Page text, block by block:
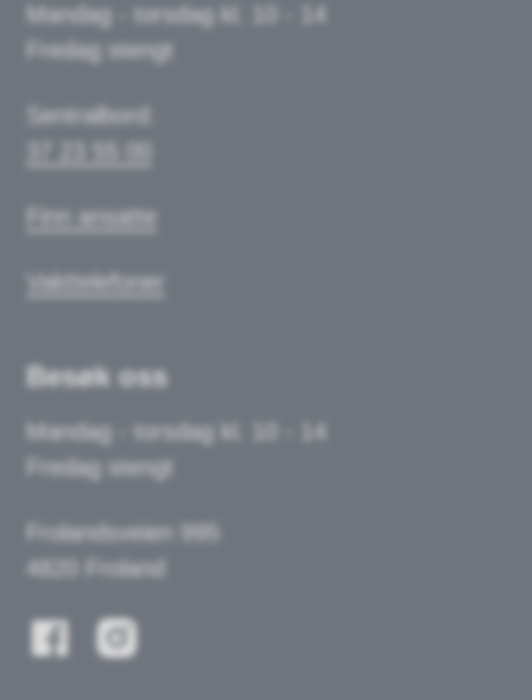
Mandag - torsdag kl. 10 - 14
Fredag stengt
Sentralbord:
Finn ansatte
Vakttelefoner
Besøk oss
Mandag - torsdag kl. 10 - 14
Fredag stengt
Frolandsveien 995
4820 Froland